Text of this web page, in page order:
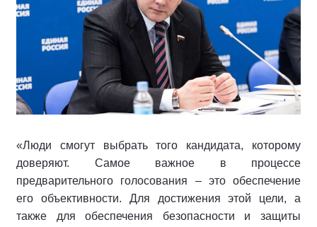
«Люди смогут выбрать того кандидата, которому
доверяют. Самое важное в процессе
предварительного голосования – это обеспечение
его объективности. Для достижения этой цели, а
также для обеспечения безопасности и защиты